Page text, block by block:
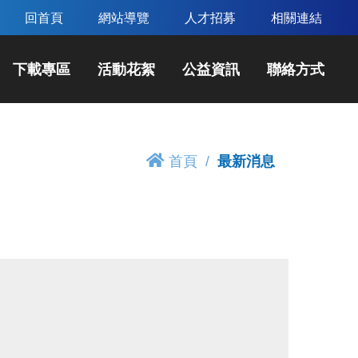
回首頁 網站導覽 人才招募 相關連結
下載專區 活動花絮 公益資訊 聯絡方式
首頁 最新消息